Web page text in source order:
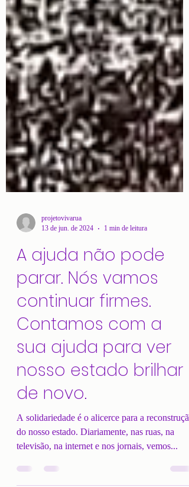
projetovivarua
13 de jun. de 2024
1 min de leitura
A ajuda não pode
parar. Nós vamos
continuar firmes.
Contamos com a
sua ajuda para ver
nosso estado brilhar
de novo.
A solidariedade é o alicerce para a reconstrução
do nosso estado. Diariamente, nas ruas, na